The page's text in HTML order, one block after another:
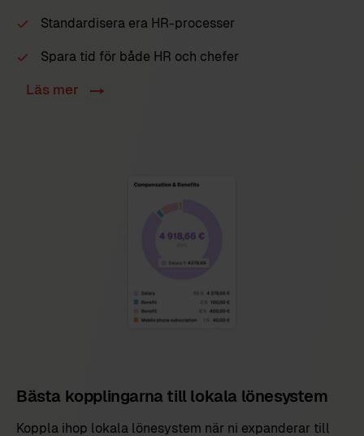
Standardisera era HR-processer
Spara tid för både HR och chefer
Läs mer
Bästa kopplingarna till lokala lönesystem
Koppla ihop lokala lönesystem när ni expanderar till